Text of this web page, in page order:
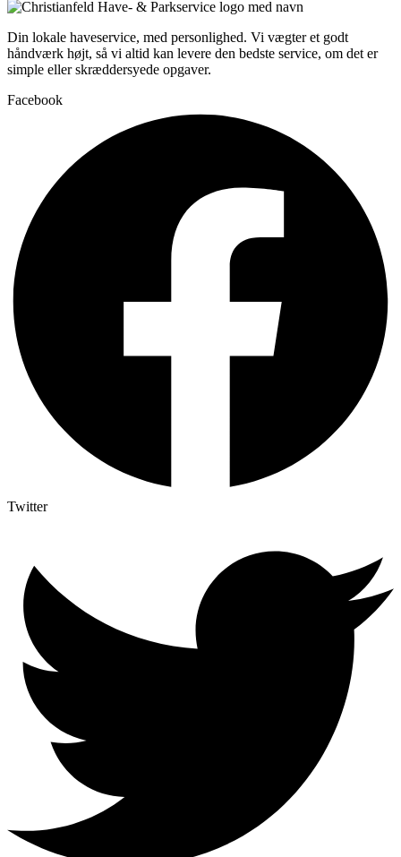
Din lokale haveservice, med personlighed. Vi vægter et godt
håndværk højt, så vi altid kan levere den bedste service, om det er
simple eller skræddersyede opgaver.
Facebook
Twitter